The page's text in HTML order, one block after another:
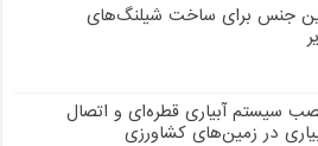
جنس برای ساخت شیلنگ‌های
سیستم آبیاری قطره‌ای و اتصال
در زمین‌های کشاورزی